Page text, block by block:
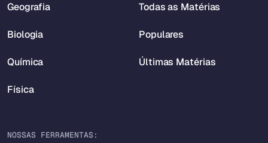
Geografia
Biologia
Química
Física
Todas as Matérias
Populares
Últimas Matérias
NOSSAS FERRAMENTAS: